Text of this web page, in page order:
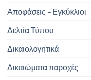
Αποφάσεις – Εγκύκλιοι
Δελτία Τύπου
Δικαιολογητικά
Δικαιώματα παροχές